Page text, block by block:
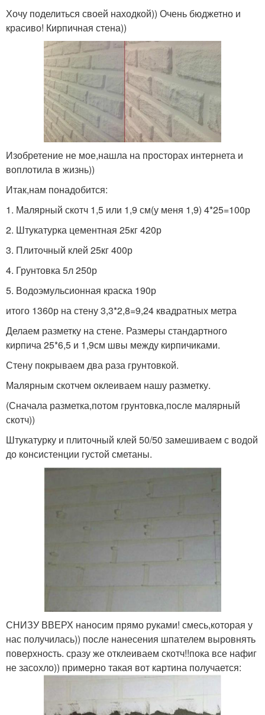
Хочу поделиться своей находкой)) Очень бюджетно и
красиво! Кирпичная стена))
Изобретение не мое,нашла на просторах интернета и
воплотила в жизнь))
Итак,нам понадобится:
1. Малярный скотч 1,5 или 1,9 см(у меня 1,9) 4*25=100р
2. Штукатурка цементная 25кг 420р
3. Плиточный клей 25кг 400р
4. Грунтовка 5л 250р
5. Водоэмульсионная краска 190р
итого 1360р на стену 3,3*2,8=9,24 квадратных метра
Делаем разметку на стене. Размеры стандартного
кирпича 25*6,5 и 1,9см швы между кирпичиками.
Стену покрываем два раза грунтовкой.
Малярным скотчем оклеиваем нашу разметку.
(Сначала разметка,потом грунтовка,после малярный
скотч))
Штукатурку и плиточный клей 50/50 замешиваем с водой
до консистенции густой сметаны.
СНИЗУ ВВЕРХ наносим прямо руками! смесь,которая у
нас получилась)) после нанесения шпателем выровнять
поверхность. сразу же отклеиваем скотч!!пока все нафиг
не засохло)) примерно такая вот картина получается: